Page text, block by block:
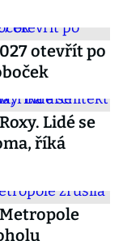
otevřít po
Lidé se
říká